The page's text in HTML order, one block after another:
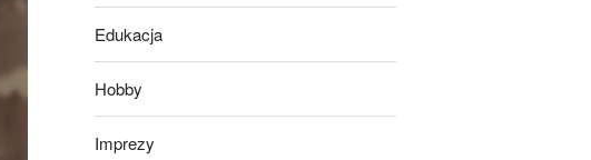
Edukacja
Hobby
Imprezy